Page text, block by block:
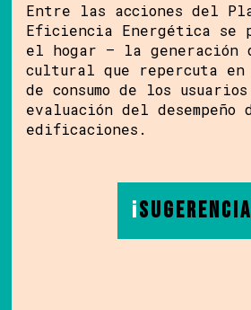
Entre las acciones del
Eficiencia Energética se
el hogar – la generación
cultural que repercuta
de consumo de los
evaluación del desempeño
edificaciones.
¡